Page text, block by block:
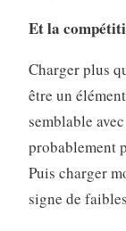
Et la
Charger plus
être un
semblable
probablement
Puis charger
signe de